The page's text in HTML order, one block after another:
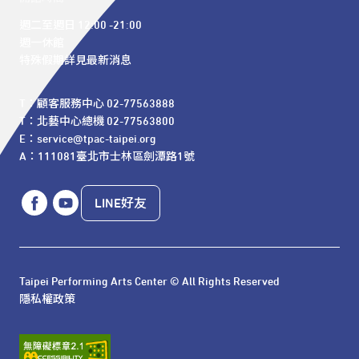
週二至週日 12:00 -21:00
特殊假期詳見最新消息
T：顧客服務中心 02-77563888
T：北藝中心總機 02-77563800
E：service@tpac-taipei.org
A：111081臺北市士林區劍潭路1號
LINE好友
Taipei Performing Arts Center © All Rights Reserved
隱私權政策